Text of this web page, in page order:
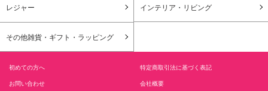
レジャー インテリア・リビング
その他雑貨・ギフト・ラッピング
初めての方へ 特定商取引法に基づく表記
お問い合わせ 会社概要